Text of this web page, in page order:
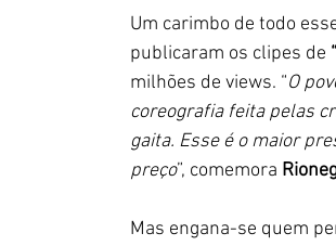
Um carimbo de todo
publicaram os clipes de
milhões de views. “O
coreografia feita pelas
gaita. Esse é o maior
preço”, comemora
Mas engana-se quem